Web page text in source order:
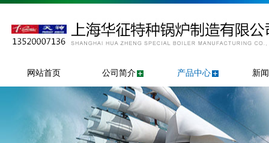
网站首页 公司简介 产品中心 新